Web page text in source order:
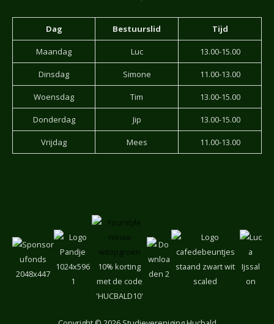
Dag Bestuurslid Tijd
Maandag Luc 13.00-15.00
Dinsdag Simone 11.00-13.00
Woensdag Tim 13.00-15.00
Donderdag Jip 13.00-15.00
Vrijdag Mees 11.00-13.00
10% korting
met de code
'HUCBALD10'